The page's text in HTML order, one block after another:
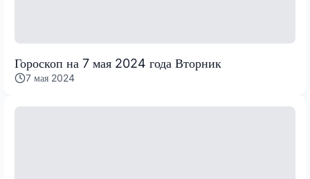
Гороскоп на 7 мая 2024 года Вторник
7 мая 2024